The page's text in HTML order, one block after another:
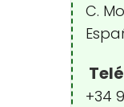
C.
+34